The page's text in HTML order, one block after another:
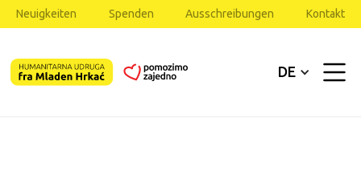
Neuigkeiten Spenden Ausschreibungen Kontakt
DE